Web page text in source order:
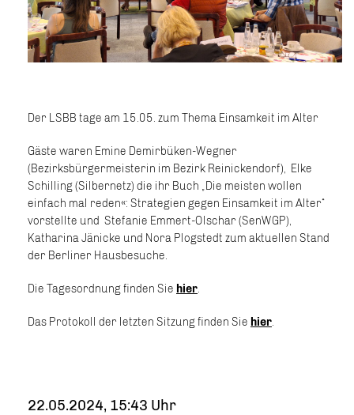
Der LSBB tage am 15.05. zum Thema Einsamkeit im Alter
Gäste waren Emine Demirbüken-Wegner
(Bezirksbürgermeisterin im Bezirk Reinickendorf), Elke
Schilling (Silbernetz) die ihr Buch „Die meisten wollen
einfach mal reden«: Strategien gegen Einsamkeit im Alter“
vorstellte und Stefanie Emmert-Olschar (SenWGP),
Katharina Jänicke und Nora Plogstedt zum aktuellen Stand
der Berliner Hausbesuche.
Die Tagesordnung finden Sie hier.
Das Protokoll der letzten Sitzung finden Sie hier.
22.05.2024, 15:43 Uhr